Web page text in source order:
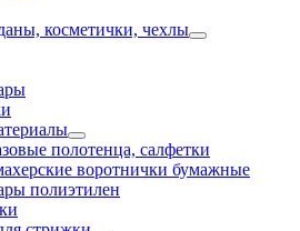
косметички, чехлы
полотенца, салфетки
воротнички бумажные
полиэтилен